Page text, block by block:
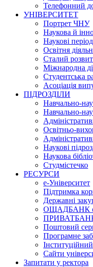
Телефонний
УНІВЕРСИТЕТ
Портрет ЧНУ
Наукова й
Наукові
Освітня
Сталий
Міжнародна
Студентська
Асоціація
ПІДРОЗДІЛИ
Навчально-
Навчально-
Освітньо-
Наукові
Наукова
Студмістечко
РЕСУРСИ
е-Університет
Підтримка
Державні
ОЩАДБАНК
ПРИВАТБАНК
Поштовий
Програмне
Сайти
Запитати у ректора